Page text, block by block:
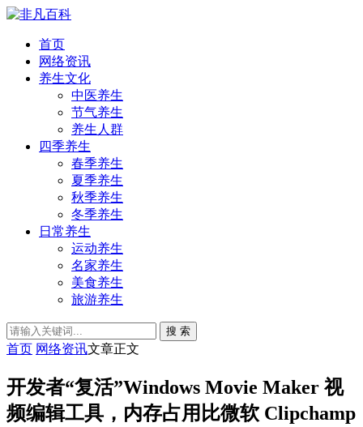
首页
网络资讯
养生文化
中医养生
节气养生
养生人群
四季养生
春季养生
夏季养生
秋季养生
冬季养生
日常养生
运动养生
名家养生
美食养生
旅游养生
搜 索
首页 网络资讯文章正文
开发者“复活”Windows Movie Maker 视
频编辑工具，内存占用比微软 Clipchamp